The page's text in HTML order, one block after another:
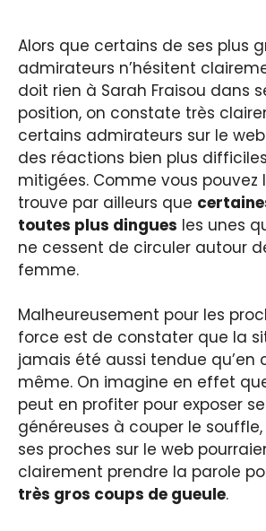
Alors que certains de ses plus
admirateurs n’hésitent
doit rien à Sarah Fraisou dans
position, on constate très
certains admirateurs sur le
des réactions bien plus
mitigées. Comme vous pouvez
trouve par ailleurs que
toutes plus dingues les unes
ne cessent de circuler autour
femme.
Malheureusement pour les
force est de constater que la
jamais été aussi tendue qu’en
même. On imagine en effet
peut en profiter pour exposer
généreuses à couper le
ses proches sur le web
clairement prendre la parole
très gros coups de gueule.